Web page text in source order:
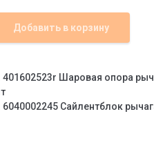
Добавить в корзину
401602523r Шаровая опора
6040002245 Сайлентблок